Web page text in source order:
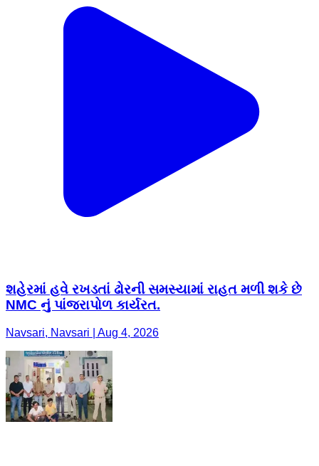
શહેરમાં હવે રખડતાં ઢોરની સમસ્યામાં રાહત મળી શકે છે
NMC નું પાંજરાપોળ કાર્યરત.
Navsari, Navsari | Aug 4, 2026